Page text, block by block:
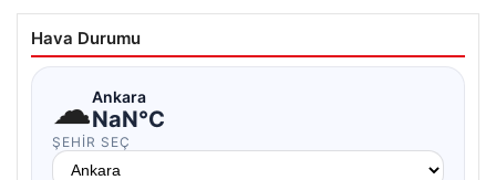
Hava Durumu
☁Ankara
NaN°C
ŞEHIR SEÇ